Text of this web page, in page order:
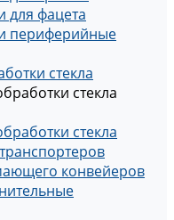
для фацета
периферийные
стекла
стекла
стекла
конвейеров